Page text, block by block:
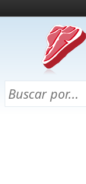
¿Qué es esto?
Directorio
Chuletas para